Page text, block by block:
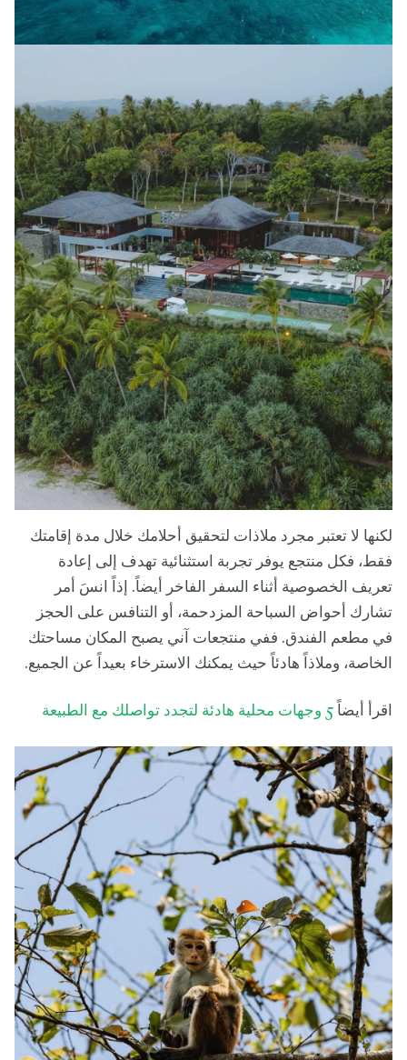
لكنها لا تعتبر مجرد ملاذات لتحقيق أحلامك خلال مدة إقامتك
فقط، فكل منتجع يوفر تجربة استثنائية تهدف إلى إعادة
تعريف الخصوصية أثناء السفر الفاخر أيضاً. إذاً انسَ أمر
تشارك أحواض السباحة المزدحمة، أو التنافس على الحجز
في مطعم الفندق. ففي منتجعات آني يصبح المكان مساحتك
الخاصة، وملاذاً هادئاً حيث يمكنك الاسترخاء بعيداً عن الجميع.
اقرأ أيضاً 5 وجهات محلية هادئة لتجدد تواصلك مع الطبيعة